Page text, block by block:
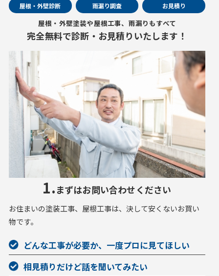
屋根・外壁診断 雨漏り調査 お見積り
屋根・外壁塗装や屋根工事、雨漏りもすべて
完全無料で診断・お見積りいたします！
1.まずはお問い合わせください
お住まいの塗装工事、屋根工事は、決して安くないお買い
物です。
どんな工事が必要か、一度プロに見てほしい
相見積りだけど話を聞いてみたい